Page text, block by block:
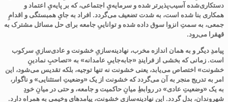
دستکاری‌شده آسیب‌پذیرتر شده و سرمایه‌یِ اجتماعی، که بر پایه‌یِ اعتماد و
همکاری بنا شده است، به شدت تضعیف می‌گردد. افراد به جایِ همبستگی و اقدامِ
جمعی، به سمتِ انزوا سوق داده شده و تواناییِ جامعه برای حل مسائل مشترک به
قهقرا می‌رود.
پیامدِ دیگر و به همان اندازه مخرب، نهادینه‌سازیِ خشونت و عادی‌سازیِ سرکوب
است. زمانی که بخشی از فرایندِ «جابه‌جاییِ عامدانه» به «تصاحبِ نمادینِ
خشونت» اختصاص می‌یابد، یعنی خشونت نه تنها توجیه، بلکه تقدیس می‌شود، این
امر به تدریج منجر به آن می‌گردد که خشونت از یک «وضعیتِ استثنایی» و ناگوار،
به یک «وضعیتِ عادی» در روابطِ میانِ حاکمیت و جامعه، و حتی در میانِ خودِ
شهروندان، بدل گردد. این نهادینه‌سازیِ خشونت، پیامدهایِ وخیمی به همراه دارد.